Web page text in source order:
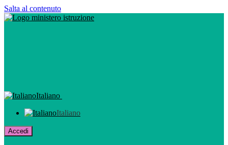
Salta al contenuto
Italiano
Italiano
Accedi